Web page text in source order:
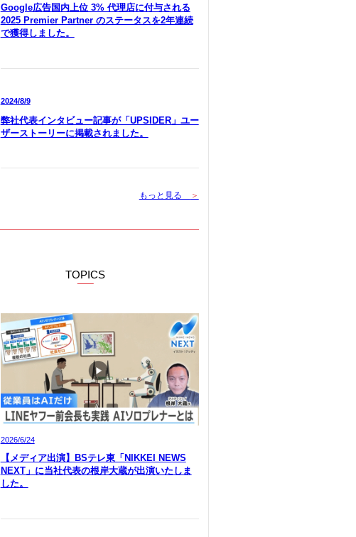
Google広告国内上位 3% 代理店に付与される
2025 Premier Partner のステータスを2年連続
で獲得しました。
2024/8/9
弊社代表インタビュー記事が「UPSIDER」ユー
ザーストーリーに掲載されました。
もっと見る ＞
TOPICS
2026/6/24
【メディア出演】BSテレ東「NIKKEI NEWS
NEXT」に当社代表の根岸大蔵が出演いたしま
した。